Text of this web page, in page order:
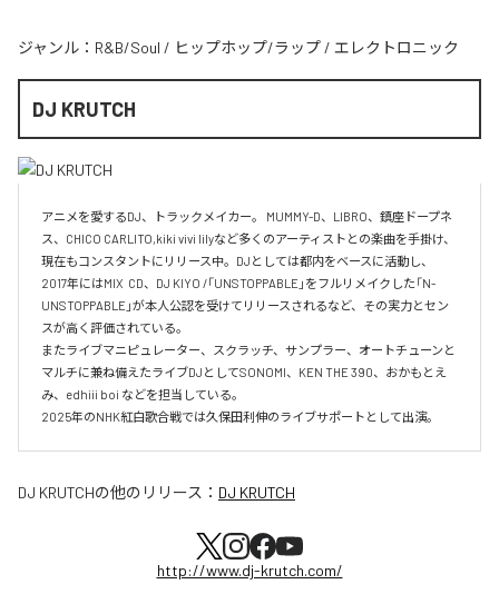
ジャンル： R&B/Soul / ヒップホップ/ラップ / エレクトロニック
DJ KRUTCH
アニメを愛するDJ、トラックメイカー。 MUMMY-D、LIBRO、鎮座ドープネ
ス、CHICO CARLITO,kiki vivi lilyなど多くのアーティストとの楽曲を手掛け、
現在もコンスタントにリリース中。DJとしては都内をベースに活動し、
2017年にはMIX  CD、DJ KIYO /「UNSTOPPABLE」をフルリメイクした「N-
UNSTOPPABLE」が本人公認を受けてリリースされるなど、その実力とセン
スが高く評価されている。
またライブマニピュレーター、スクラッチ、サンプラー、オートチューンと
マルチに兼ね備えたライブDJとしてSONOMI、KEN THE 390、おかもとえ
み、edhiii boi などを担当している。
DJ KRUTCHの他のリリース： DJ KRUTCH
http://www.dj-krutch.com/